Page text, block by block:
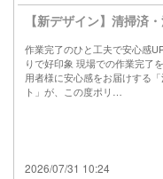
【新デザイン】清掃済
作業完了のひと工夫で安心感
りで好印象 現場での作業完了
用者様に安心感をお届けする
ト」が、この度ポリ…
2026/07/31 10:24